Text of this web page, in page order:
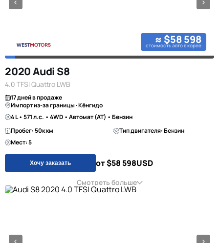
≈ $58 598
стоимость авто в корее
2020 Audi S8
4.0 TFSI Quattro LWB
17 дней в продаже
Импорт из-за границы · Кёнгидо
4 L • 571 л.с. • 4WD • Автомат (AT) • Бензин
Пробег: 50к км
Тип двигателя: Бензин
Мест: 5
Хочу заказать от $58 598USD
Смотреть больше